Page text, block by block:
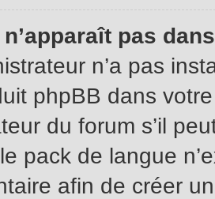
pas
n’a pas
phpBB dans
du forum s’il
pack de langue
afin de créer